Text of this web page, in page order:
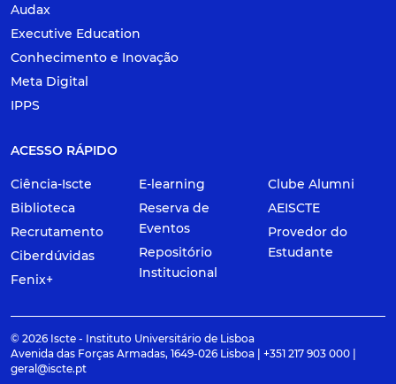
Audax
Executive Education
Conhecimento e Inovação
Meta Digital
IPPS
ACESSO RÁPIDO
Ciência-Iscte
Biblioteca
Recrutamento
Ciberdúvidas
Fenix+
E-learning
Reserva de
Eventos
Repositório
Institucional
Clube Alumni
AEISCTE
Provedor do
Estudante
© 2026 Iscte - Instituto Universitário de Lisboa
Avenida das Forças Armadas, 1649-026 Lisboa | +351 217 903 000 |
geral@iscte.pt